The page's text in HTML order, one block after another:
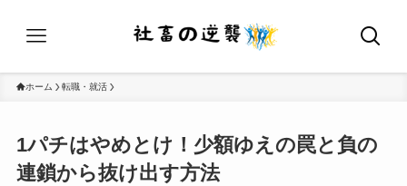
ホーム 転職・就活
1パチはやめとけ！少額ゆえの罠と負の
連鎖から抜け出す方法